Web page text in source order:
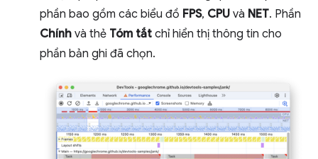
phần bao gồm các biểu đồ FPS, CPU và NET. Phần
Chính và thẻ Tóm tắt chỉ hiển thị thông tin cho
phần bản ghi đã chọn.